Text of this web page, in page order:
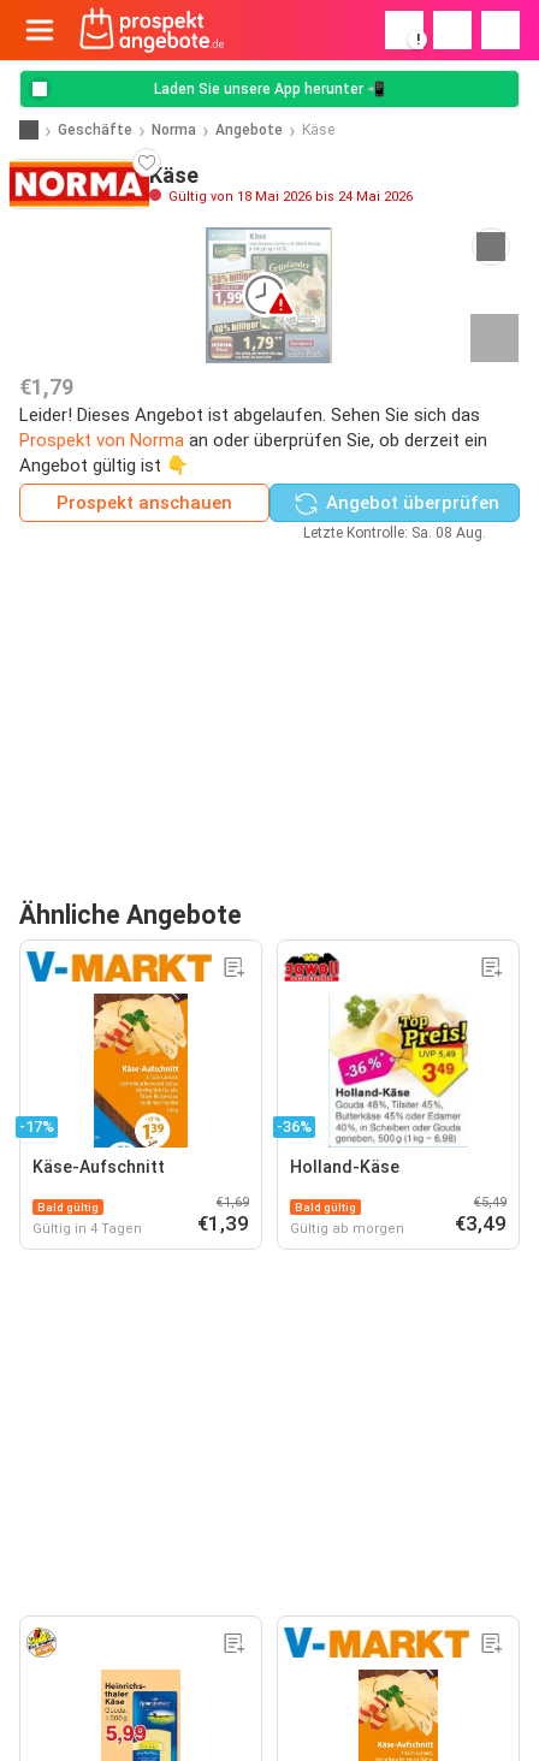
!
Laden Sie unsere App herunter 📲
Geschäfte Norma Angebote Käse
Käse
Gültig von 18 Mai 2026 bis 24 Mai 2026
€1,79
Leider! Dieses Angebot ist abgelaufen. Sehen Sie sich das
Prospekt von Norma an oder überprüfen Sie, ob derzeit ein
Angebot gültig ist 👇
Prospekt anschauen
Angebot überprüfen
Letzte Kontrolle: Sa. 08 Aug.
Ähnliche Angebote
-17%
Käse-Aufschnitt
Bald gültig
Gültig in 4 Tagen
€1,69
€1,39
-36%
Holland-Käse
Bald gültig
Gültig ab morgen
€5,49
€3,49